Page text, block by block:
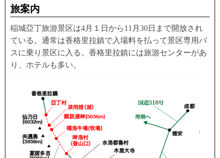
旅案内
稲城亞丁旅游景区は4月１日から11月30日まで開放され
ている。通常は香格里拉鎮で入場料を払って景区専用バ
スに乗り景区に入る。香格里拉鎮には旅游センターがあ
り、ホテルも多い。